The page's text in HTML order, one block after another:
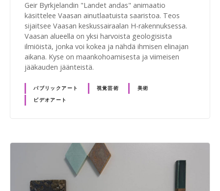
Geir Byrkjelandin "Landet andas" animaatio
käsittelee Vaasan ainutlaatuista saaristoa. Teos
sijaitsee Vaasan keskussairaalan H-rakennuksessa.
Vaasan alueella on yksi harvoista geologisista
ilmiöistä, jonka voi kokea ja nähdä ihmisen elinajan
aikana. Kyse on maankohoamisesta ja viimeisen
jääkauden jäänteistä.
パブリックアート 視覚芸術
美術
ビデオアート